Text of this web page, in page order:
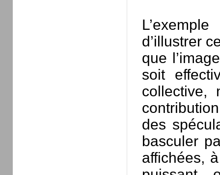
d’illustrer
que
soit
collective,
des
basculer
affichées,